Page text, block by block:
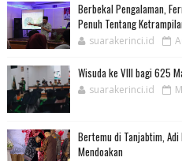
Berbekal Pengalaman,
Penuh Tentang
suarakerinci.id
Wisuda ke VIII bagi 625
suarakerinci.id
Bertemu di Tanjabtim,
Mendoakan